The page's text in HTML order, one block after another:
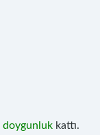
doygunluk kattı.